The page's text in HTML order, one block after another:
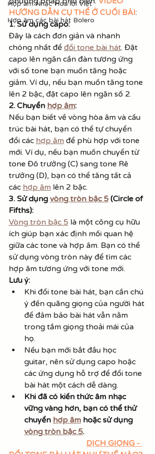
Hợp âm Nhạc Hoa lời Việt
Hợp âm các bài hát Bolero
HƯỚNG DẪN CỤ THỂ Ở CUỐI BÀI:
1. Sử dụng capo:
Đây là cách đơn giản và nhanh
chóng nhất để đổi tone bài hát. Đặt
capo lên ngăn cần đàn tương ứng
với số tone bạn muốn tăng hoặc
giảm. Ví dụ, nếu bạn muốn tăng tone
lên 2 bậc, đặt capo lên ngăn số 2.
2. Chuyển hợp âm:
Nếu bạn biết về vòng hòa âm và cấu
trúc bài hát, bạn có thể tự chuyển
đổi các hợp âm để phù hợp với tone
mới. Ví dụ, nếu bạn muốn chuyển từ
tone Đô trưởng (C) sang tone Rê
trưởng (D), bạn có thể tăng tất cả
các hợp âm lên 2 bậc.
3. Sử dụng vòng tròn bậc 5 (Circle of
Fifths):
Vòng tròn bậc 5 là một công cụ hữu
ích giúp bạn xác định mối quan hệ
giữa các tone và hợp âm. Bạn có thể
sử dụng vòng tròn này để tìm các
hợp âm tương ứng với tone mới.
Lưu ý:
Khi đổi tone bài hát, bạn cần chú
ý đến quãng giọng của người hát
để đảm bảo bài hát vẫn nằm
trong tầm giọng thoải mái của
họ.
Nếu bạn mới bắt đầu học
guitar, nên sử dụng capo hoặc
các ứng dụng hỗ trợ để đổi tone
bài hát một cách dễ dàng.
Khi đã có kiến thức âm nhạc
vững vàng hơn, bạn có thể thử
chuyển hợp âm hoặc sử dụng
vòng tròn bậc 5.
DỊCH GIỌNG -